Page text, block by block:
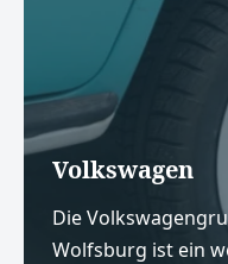
Volkswagen
Die
Wolfsburg ist ein